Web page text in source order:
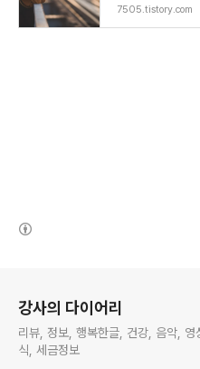
7505.tistory.com
강사의 다이어리
리뷰, 정보, 행복한글, 건강, 음악, 영
식, 세금정보